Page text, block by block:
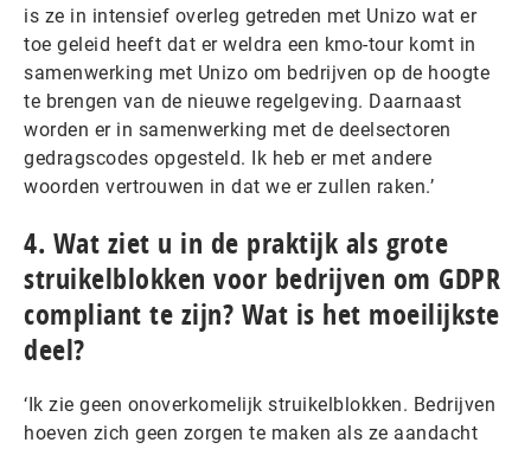
is ze in intensief overleg getreden met Unizo wat er
toe geleid heeft dat er weldra een kmo-tour komt in
samenwerking met Unizo om bedrijven op de hoogte
te brengen van de nieuwe regelgeving. Daarnaast
worden er in samenwerking met de deelsectoren
gedragscodes opgesteld. Ik heb er met andere
woorden vertrouwen in dat we er zullen raken.’
4. Wat ziet u in de praktijk als grote
struikelblokken voor bedrijven om GDPR
compliant te zijn? Wat is het moeilijkste
deel?
‘Ik zie geen onoverkomelijk struikelblokken. Bedrijven
hoeven zich geen zorgen te maken als ze aandacht